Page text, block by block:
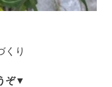
くり
ぞ▼